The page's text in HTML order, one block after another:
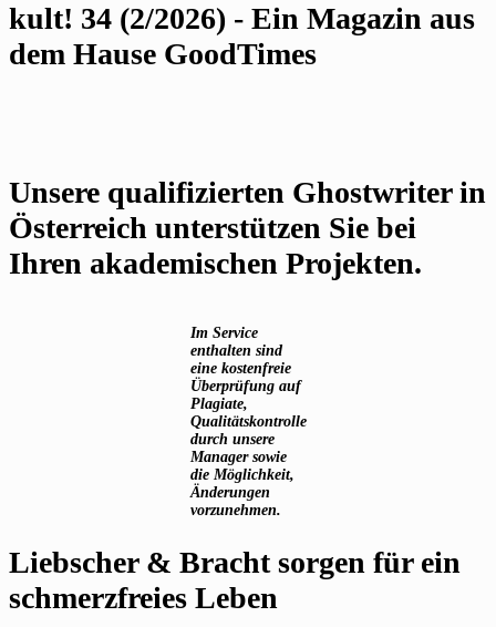
kult! 34 (2/2026) - Ein Magazin aus
dem Hause GoodTimes
Unsere qualifizierten Ghostwriter in
Österreich unterstützen Sie bei
Ihren akademischen Projekten.
Im Service
enthalten sind
eine kostenfreie
Überprüfung auf
Plagiate,
Qualitätskontrolle
durch unsere
Manager sowie
die Möglichkeit,
Änderungen
vorzunehmen.
Liebscher & Bracht sorgen für ein
schmerzfreies Leben